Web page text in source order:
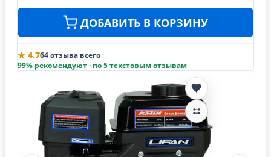
ДОБАВИТЬ В КОРЗИНУ
★ 4.764 отзыва всего
99% рекомендуют · по 5 текстовым отзывам